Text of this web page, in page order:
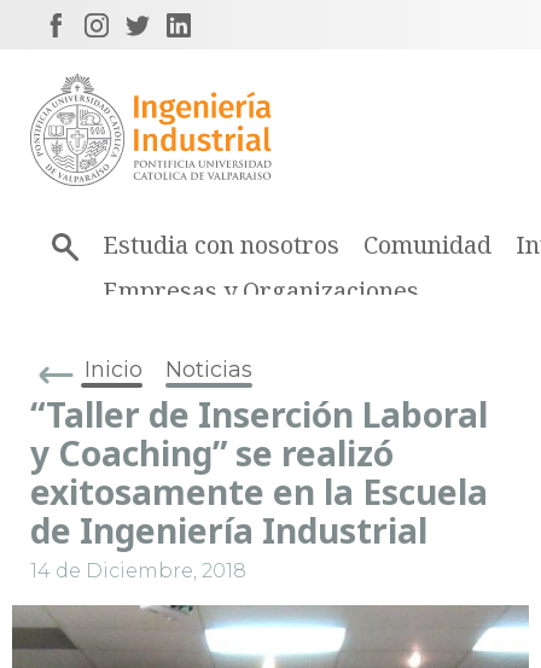
Estudia con nosotros Comunidad
Empresas y Organizaciones
Inicio Noticias
“Taller de Inserción Laboral
y Coaching” se realizó
exitosamente en la Escuela
de Ingeniería Industrial
14 de Diciembre, 2018